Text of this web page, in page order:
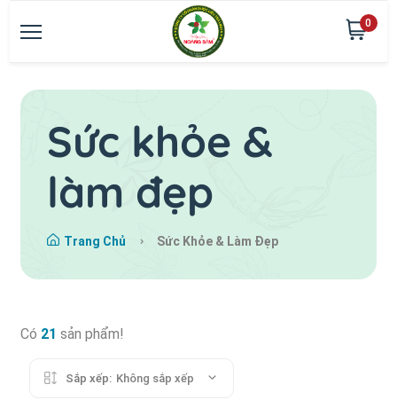
0
Sức khỏe &
làm đẹp
Trang Chủ Sức Khỏe & Làm Đẹp
Có 21 sản phẩm!
Sắp xếp: Không sắp xếp